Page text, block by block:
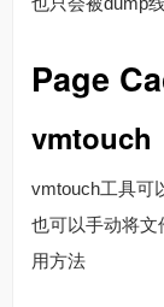
Page
vmtouch
vmtouch工具可
也可以手动将文
用方法